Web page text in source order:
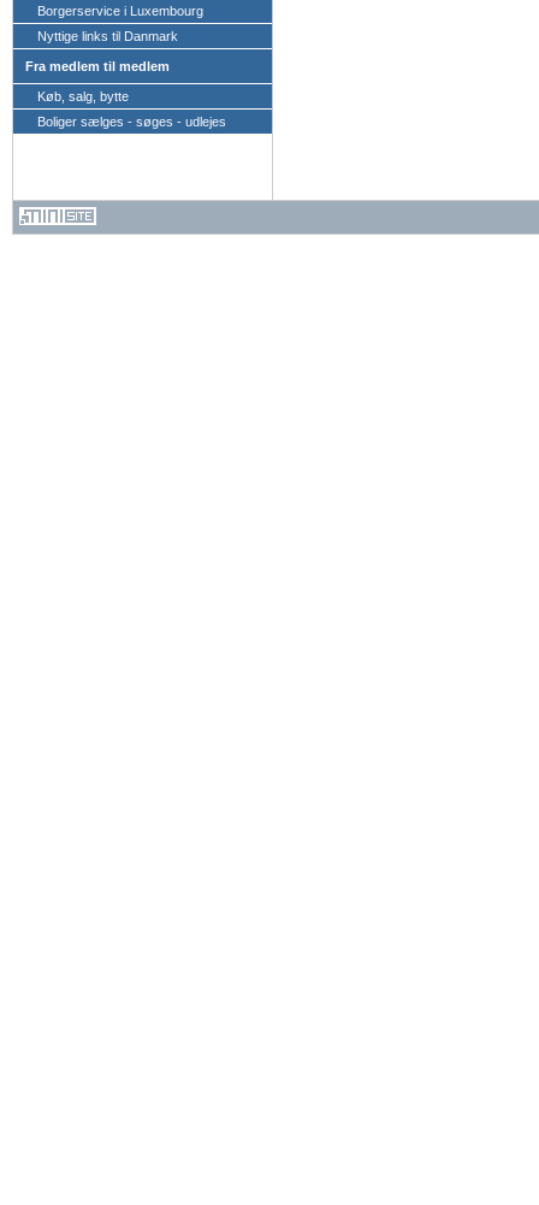
Borgerservice i Luxembourg
Nyttige links til Danmark
Fra medlem til medlem
Køb, salg, bytte
Boliger sælges - søges - udlejes